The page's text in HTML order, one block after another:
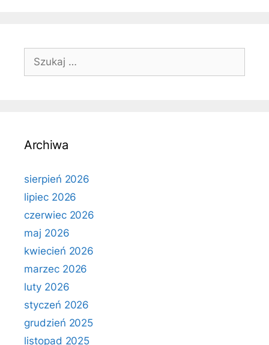
Szukaj:
Archiwa
sierpień 2026
lipiec 2026
czerwiec 2026
maj 2026
kwiecień 2026
marzec 2026
luty 2026
styczeń 2026
grudzień 2025
listopad 2025